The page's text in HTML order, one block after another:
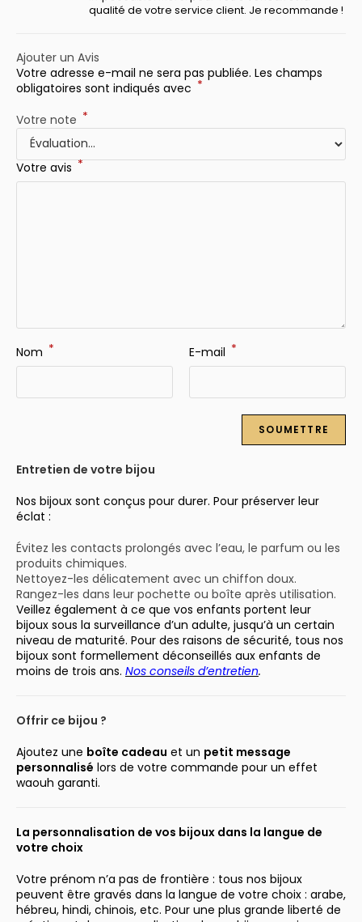
qualité de votre service client. Je recommande !
Ajouter un Avis
Votre adresse e-mail ne sera pas publiée. Les champs
obligatoires sont indiqués avec *
Votre note *
Votre avis *
Nom * E-mail *
Entretien de votre bijou
Nos bijoux sont conçus pour durer. Pour préserver leur
éclat :
Évitez les contacts prolongés avec l’eau, le parfum ou les
produits chimiques.
Nettoyez-les délicatement avec un chiffon doux.
Rangez-les dans leur pochette ou boîte après utilisation.
Veillez également à ce que vos enfants portent leur
bijoux sous la surveillance d’un adulte, jusqu’à un certain
niveau de maturité. Pour des raisons de sécurité, tous nos
bijoux sont formellement déconseillés aux enfants de
moins de trois ans. Nos conseils d’entretien.
Offrir ce bijou ?
Ajoutez une boîte cadeau et un petit message
personnalisé lors de votre commande pour un effet
waouh garanti.
La personnalisation de vos bijoux dans la langue de
votre choix
Votre prénom n’a pas de frontière : tous nos bijoux
peuvent être gravés dans la langue de votre choix : arabe,
hébreu, hindi, chinois, etc. Pour une plus grande liberté de